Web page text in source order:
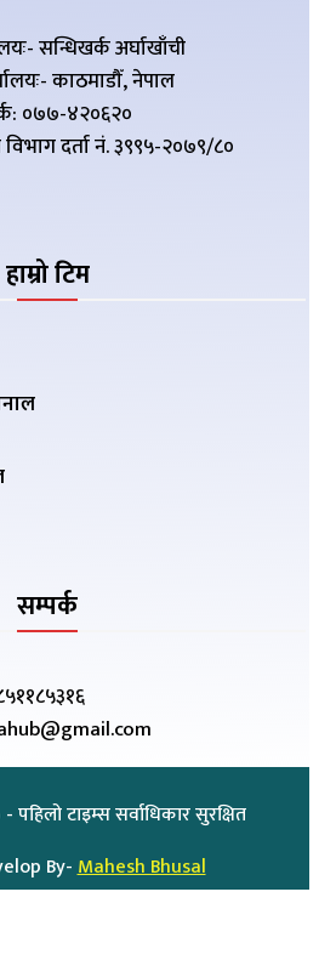
सन्धिखर्क अर्घाखाँची
काठमाडौँ, नेपाल
०७७-४२०६२०
दर्ता नं. ३९९५-२०७९/८०
हाम्रो टिम
सम्पर्क
- पहिलो टाइम्स सर्वाधिकार सुरक्षित
By-Mahesh Bhusal